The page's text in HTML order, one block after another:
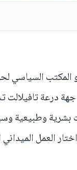
السياسي
جهة درعة
بشرية وطبيعية
العمل